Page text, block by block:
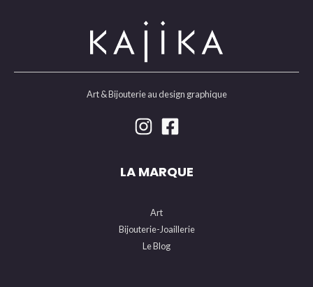
Art & Bijouterie au design graphique
LA MARQUE
Art
Bijouterie-Joaillerie
Le Blog